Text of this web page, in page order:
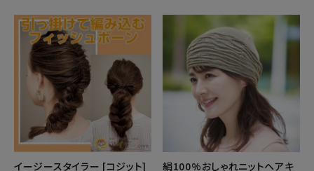
イージースタイラー [コジット]
絹100%おしゃれニットヘアキ